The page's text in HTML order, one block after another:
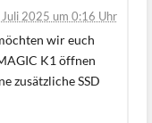
Juli 2025 um 0:16 Uhr
wir euch
K1 öffnen
zusätzliche SSD